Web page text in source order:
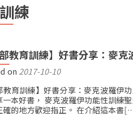
練
部教育訓練】好書分享：麥
on 2017-10-10
教育訓練】好書分享：麥克波羅伊
一本好書， 麥克波羅伊功能性訓練
確的地方歡迎指正。 在介紹這本書